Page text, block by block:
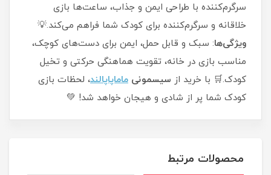
سرگرم‌کننده با طراحی ایمن و جذاب، ساعت‌ها بازی
خلاقانه و سرگرم‌کننده برای کودک شما فراهم می‌کند.💡
ویژگی‌ها: سبک و قابل حمل، ایمن برای دست‌های کوچک،
مناسب بازی در خانه، تقویت هماهنگی حرکتی و تخیل
کودک.🛒 با خرید از سیسمونی ماماپاپالند، لحظات بازی
کودک شما پر از شادی و هیجان خواهد شد! 💚
محصولات مرتبط